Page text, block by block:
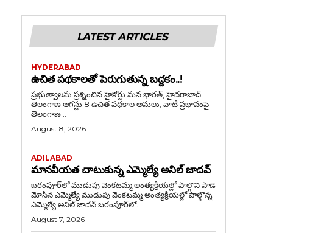
LATEST ARTICLES
HYDERABAD
ఉచిత పథకాలతో పెరుగుతున్న బద్దకం..!
ప్రభుత్వాలను ప్రశ్నించిన హైకోర్టు మన భారత్, హైదరాబాద్:
తెలంగాణ ఆగస్టు 8 ఉచిత పథకాల అమలు, వాటి ప్రభావంపై
తెలంగాణ...
August 8, 2026
ADILABAD
మానవీయత చాటుకున్న ఎమ్మెల్యే అనిల్ జాదవ్
బరంపూర్‌లో ముడుపు వెంకటమ్మ అంత్యక్రియల్లో పాల్గొని పాడె
మోసిన ఎమ్మెల్యే ముడుపు వెంకటమ్మ అంత్యక్రియల్లో పాల్గొన్న
ఎమ్మెల్యే అనిల్ జాదవ్ బరంపూర్‌లో...
August 7, 2026